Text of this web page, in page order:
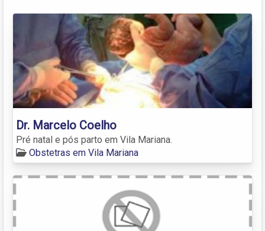
Dr. Marcelo Coelho
Pré natal e pós parto em Vila Mariana.
Obstetras em Vila Mariana